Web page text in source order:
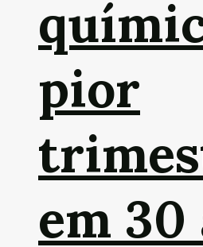
pior
em 30